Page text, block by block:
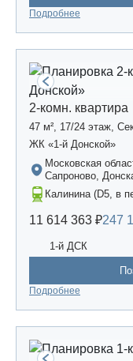
Подробнее
2-комн. квартира
47 м², 17/24 этаж,
ЖК «1-й Донской»
Московская
Сапроново,
Калинина (D5, в
11 614 363 ₽247
1-й ДСК
Подробнее